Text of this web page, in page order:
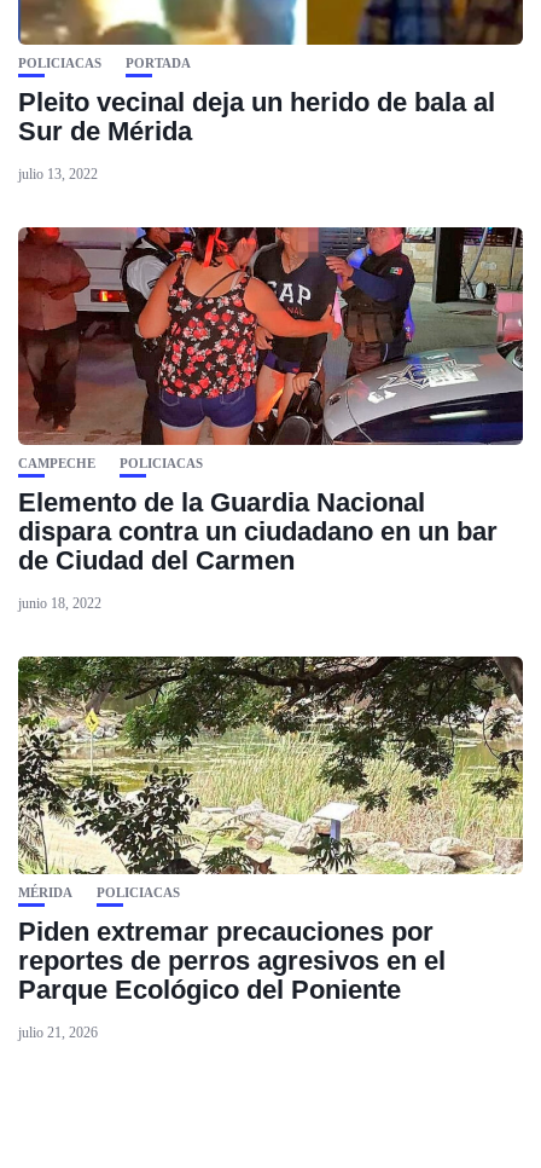
POLICIACAS PORTADA
Pleito vecinal deja un herido de bala al
Sur de Mérida
julio 13, 2022
CAMPECHE POLICIACAS
Elemento de la Guardia Nacional
dispara contra un ciudadano en un bar
de Ciudad del Carmen
junio 18, 2022
MÉRIDA POLICIACAS
Piden extremar precauciones por
reportes de perros agresivos en el
Parque Ecológico del Poniente
julio 21, 2026